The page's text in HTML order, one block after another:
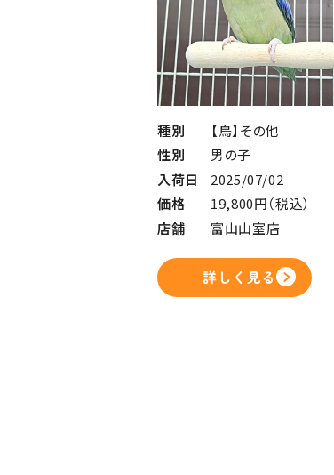
種別
【鳥】その他
性別
男の子
入荷日
2025/07/02
価格
19,800円（税込）
店舗
富山山室店
詳しく見る